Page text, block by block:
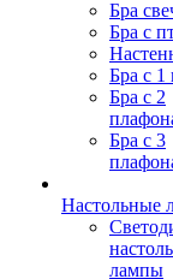
Бра
Бра с
Бра с
Бра с 2
Бра с 3
Настольные
лампы